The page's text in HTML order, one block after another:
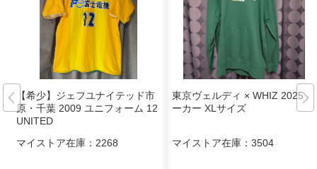
【希少】ジェフユナイテッド市
原・千葉 2009 ユニフォーム 12
UNITED
マイストア在庫： 2268
東京ヴェルディ × WHIZ 2025 パ
ーカー XLサイズ
マイストア在庫： 3504